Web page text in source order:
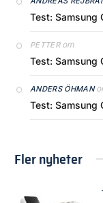
Test: Samsung
PETTERom
Test: Samsung
ANDERS ÖHMAN
Test: Samsung
Fler nyheter